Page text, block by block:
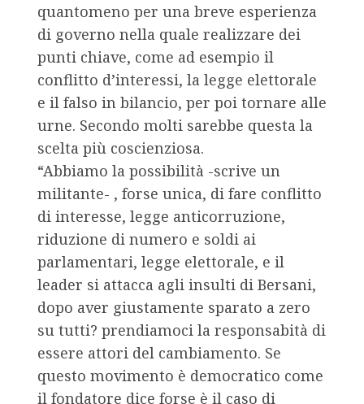
quantomeno per una breve esperienza
di governo nella quale realizzare dei
punti chiave, come ad esempio il
conflitto d’interessi, la legge elettorale
e il falso in bilancio, per poi tornare alle
urne. Secondo molti sarebbe questa la
scelta più coscienziosa.
“Abbiamo la possibilità -scrive un
militante- , forse unica, di fare conflitto
di interesse, legge anticorruzione,
riduzione di numero e soldi ai
parlamentari, legge elettorale, e il
leader si attacca agli insulti di Bersani,
dopo aver giustamente sparato a zero
su tutti? prendiamoci la responsabità di
essere attori del cambiamento. Se
questo movimento è democratico come
il fondatore dice forse è il caso di